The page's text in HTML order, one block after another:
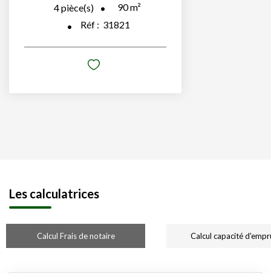
4pièce(s) 90m²
Réf : 31821
Les calculatrices
Calcul Frais de notaire Calcul capacité